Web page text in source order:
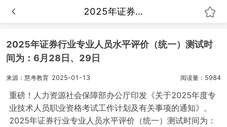
2025年证券...
2025年证券行业专业人员水平评价（统一）测试时
间为：6月28日、29日
来源：慧考教育 2025-01-13 阅读量：5984
重磅！人力资源社会保障部办公厅印发《关于2025年度专
业技术人员职业资格考试工作计划及有关事项的通知》。
2025年证券行业专业人员水平评价（统一）测试时间为：